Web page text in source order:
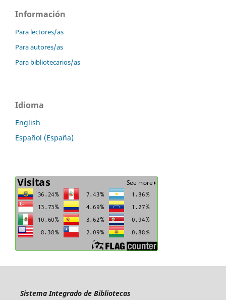
Información
Para lectores/as
Para autores/as
Para bibliotecarios/as
Idioma
English
Español (España)
Sistema Integrado de Bibliotecas